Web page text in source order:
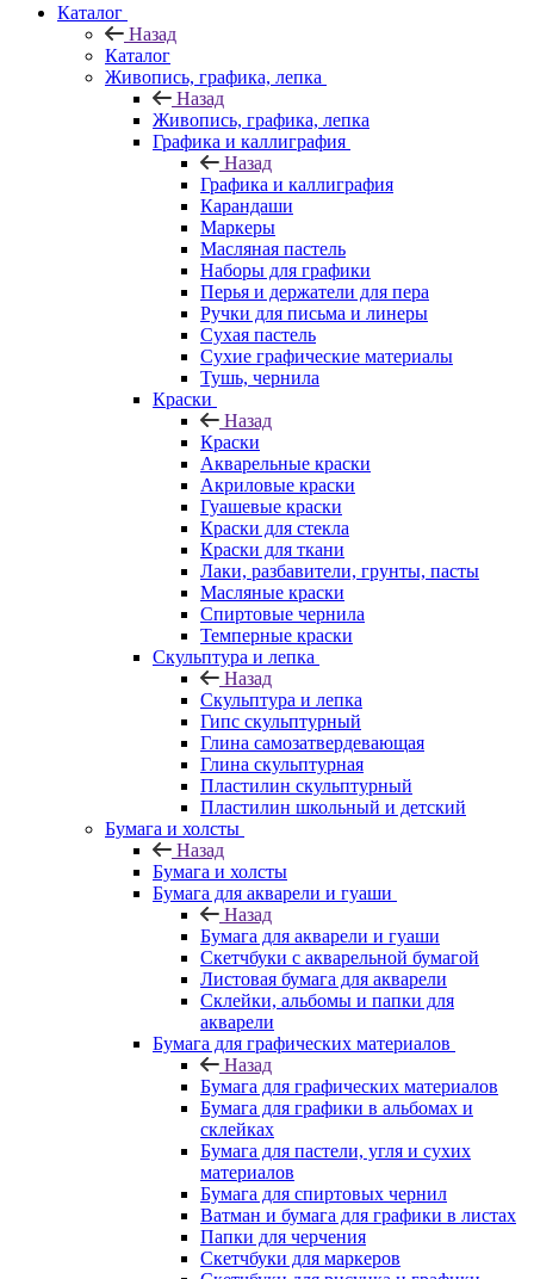
Каталог
Назад
Каталог
Живопись, графика, лепка
Назад
Живопись, графика, лепка
Графика и каллиграфия
Назад
Графика и каллиграфия
Карандаши
Маркеры
Масляная пастель
Наборы для графики
Перья и держатели для пера
Ручки для письма и линеры
Сухая пастель
Сухие графические материалы
Тушь, чернила
Краски
Назад
Краски
Акварельные краски
Акриловые краски
Гуашевые краски
Краски для стекла
Краски для ткани
Лаки, разбавители, грунты, пасты
Масляные краски
Спиртовые чернила
Темперные краски
Скульптура и лепка
Назад
Скульптура и лепка
Гипс скульптурный
Глина самозатвердевающая
Глина скульптурная
Пластилин скульптурный
Пластилин школьный и детский
Бумага и холсты
Назад
Бумага и холсты
Бумага для акварели и гуаши
Назад
Бумага для акварели и гуаши
Скетчбуки с акварельной бумагой
Листовая бумага для акварели
Склейки, альбомы и папки для
акварели
Бумага для графических материалов
Назад
Бумага для графических материалов
Бумага для графики в альбомах и
склейках
Бумага для пастели, угля и сухих
материалов
Бумага для спиртовых чернил
Ватман и бумага для графики в листах
Папки для черчения
Скетчбуки для маркеров